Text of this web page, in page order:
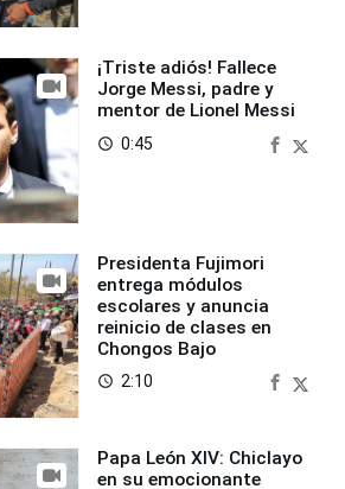
¡Triste adiós! Fallece
Jorge Messi, padre y
mentor de Lionel Messi
access_time 0:45
Presidenta Fujimori
entrega módulos
escolares y anuncia
reinicio de clases en
Chongos Bajo
access_time 2:10
Papa León XIV: Chiclayo
en su emocionante